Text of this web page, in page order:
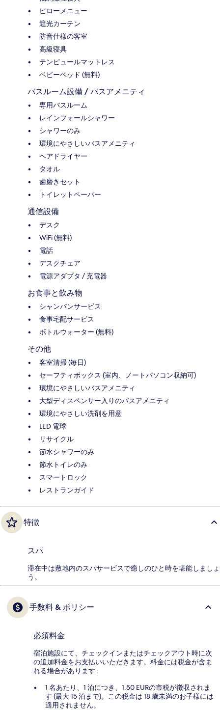
ピローメニュー
遮光カーテン
防音仕様の客室
高級寝具
テンピュールマットレス
ベビーベッド (無料)
バスルーム設備 / バスアメニティ
専用バスルーム
レインフォールシャワー
シャワーのみ
環境にやさしいバスアメニティ
ヘアドライヤー
タオル
歯磨きセット
トイレットペーパー
通信設備
デスク
WiFi (無料)
電話
デスクチェア
電源アダプタ / 充電器
お食事と飲み物
シャンパンサービス
食事宅配サービス
ボトルウォーター (無料)
その他
客室清掃 (毎日)
セーフティボックス (室内、ノートパソコン収納可)
環境にやさしいバスアメニティ
大型ディスペンサー入りのバスアメニティ
環境にやさしい洗剤を用意
LED 電球
リサイクル
節水シャワーのみ
節水トイレのみ
スマートロック
レストランガイド
特徴
スパ
滞在中は敷地内のスパサービスで癒しのひと時を堪能しましょ
う。
手数料 & ポリシー
必須料金
宿泊施設にて、チェックインまたはチェックアウト時に次
の追加料金をお支払いいただきます。料金には税金が含ま
れる場合があります :
1 名あたり、1 泊につき、1.50 EURの市税が徴収されま
す (最大 15 泊まで)。この税金は 18 歳未満のお子様には
適用されません。